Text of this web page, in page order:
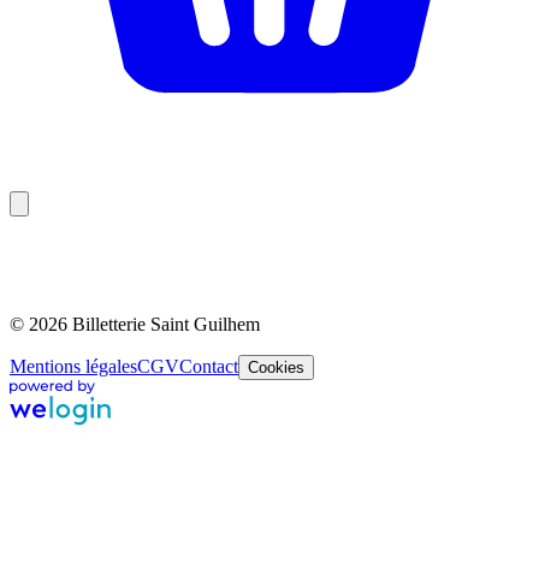
© 2026 Billetterie Saint Guilhem
Mentions légalesCGVContact Cookies